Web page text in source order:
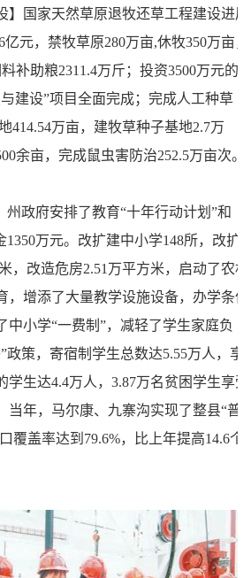
】
国家天然草原退牧还草工程建设进展
亿元，禁牧草原280万亩,休牧350万亩，
补助粮2311.4万斤；投资3500万元的
建设”项目全面完成；完成人工种草
414.54万亩，建牧草种子基地2.7万
余亩，完成鼠虫害防治252.5万亩次。
州政府安排了教育“十年行动计划”和
1350万元。改扩建中小学148所，改扩
，改造危房2.51万平方米，启动了农村
，增添了大量教学设施设备，办学条件
中小学“一费制”，减轻了学生家庭负
政策，寄宿制学生总数达5.55万人，享
学生达4.4万人，3.87万名贫困学生享受
当年，马尔康、九寨沟实现了整县“普
覆盖率达到79.6%，比上年提高14.6个